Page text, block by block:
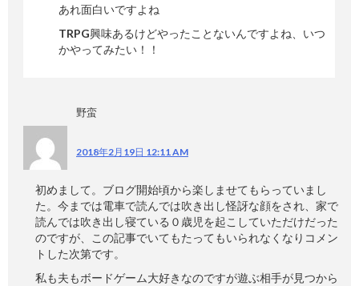
あれ面白いですよね
TRPG興味あるけどやったことないんですよね、いつ
かやってみたい！！
野蛮
2018年2月19日 12:11 AM
初めまして。ブログ開始頃から楽しませてもらっていまし
た。今までは電車で読んでは吹き出し怪訝な顔をされ、家で
読んでは吹き出し寝ている０歳児を起こしていただけだった
のですが、この記事でいてもたってもいられなくなりコメン
トした次第です。
私も夫もボードゲーム大好きなのですが遊ぶ相手が見つから